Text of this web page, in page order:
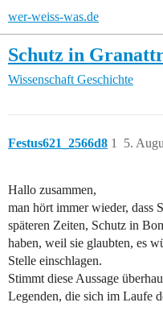
wer-weiss-was.de
Schutz in
Wissenschaft Geschichte
Festus621_2566d8 5.
1
Hallo zusammen,
man hört immer wieder, dass
späteren Zeiten, Schutz in
haben, weil sie glaubten, es
Stelle einschlagen.
Stimmt diese Aussage
Legenden, die sich im Laufe